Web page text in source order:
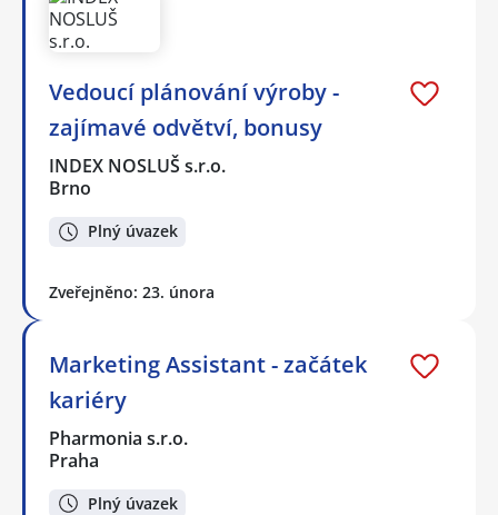
Vedoucí plánování výroby -
zajímavé odvětví, bonusy
INDEX NOSLUŠ s.r.o.
Brno
Plný úvazek
Zveřejněno: 23. února
Marketing Assistant - začátek
kariéry
Pharmonia s.r.o.
Praha
Plný úvazek